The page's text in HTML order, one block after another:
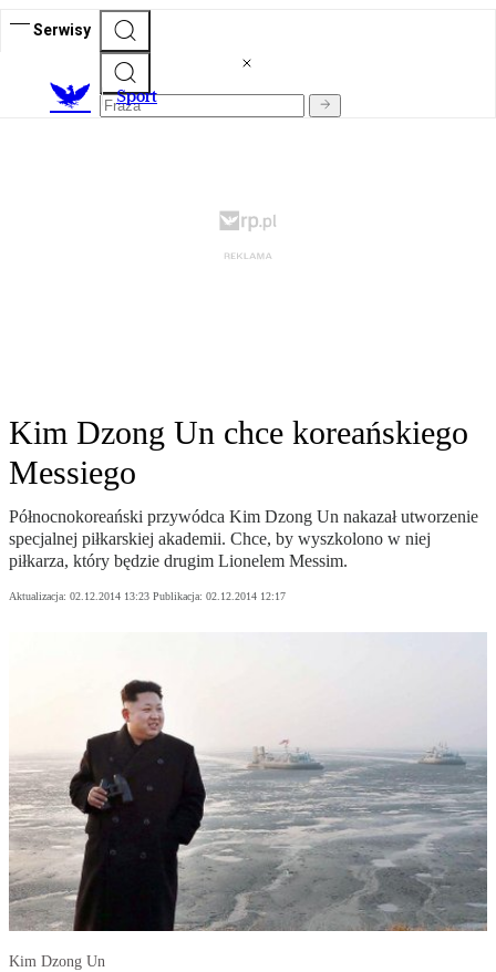
Serwisy
Sport
Kim Dzong Un chce koreańskiego
Messiego
Północnokoreański przywódca Kim Dzong Un nakazał utworzenie
specjalnej piłkarskiej akademii. Chce, by wyszkolono w niej
piłkarza, który będzie drugim Lionelem Messim.
Aktualizacja: 02.12.2014 13:23 Publikacja: 02.12.2014 12:17
Kim Dzong Un